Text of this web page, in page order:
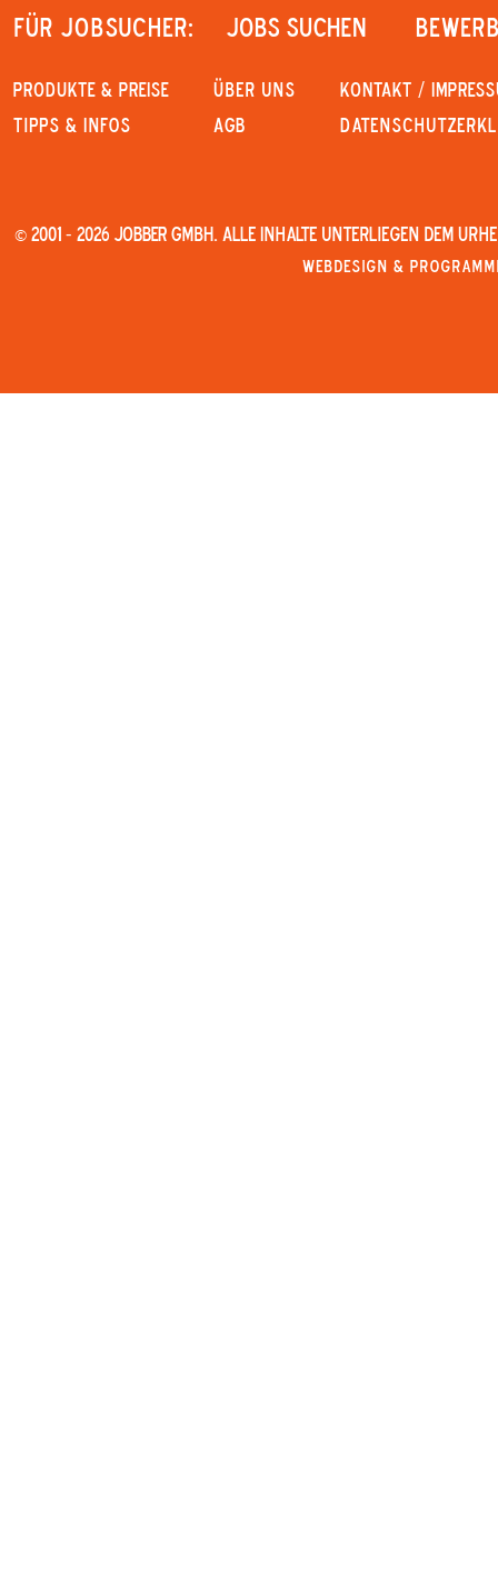
Für Jobsucher:
JOBS SUCHEN
PRODUKTE & PREISE
Tipps & Infos
Über uns
AGB
KONTAKT /
© 2001 - 2026 JOBBER GmbH. Alle Inhalte unterliegen dem
Webdesign &